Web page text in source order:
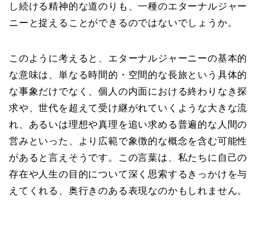
し続ける精神的な道のりも、一種のエターナルジャー
ニーと捉えることができるのではないでしょうか。
このように考えると、エターナルジャーニーの基本的
な意味は、単なる時間的・空間的な長旅という具体的
な事象だけでなく、個人の内面における終わりなき探
求や、世代を超えて受け継がれていくような大きな流
れ、あるいは理想や真理を追い求める普遍的な人間の
営みといった、より広範で象徴的な概念を含む可能性
があると言えそうです。この言葉は、私たちに自己の
存在や人生の目的について深く思索するきっかけを与
えてくれる、奥行きのある表現なのかもしれません。